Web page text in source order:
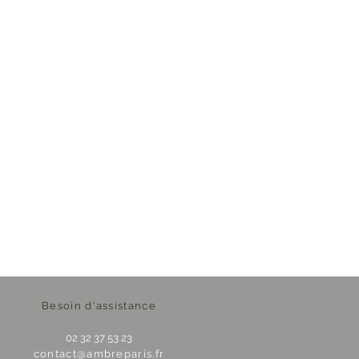
Besoin d'assistance
02 32 37 53 23
contact@ambreparis.fr